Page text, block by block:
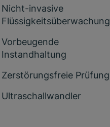
Nicht-invasive
Flüssigkeitsüberwachung
Vorbeugende
Instandhaltung
Zerstörungsfreie Prüfung
Ultraschallwandler